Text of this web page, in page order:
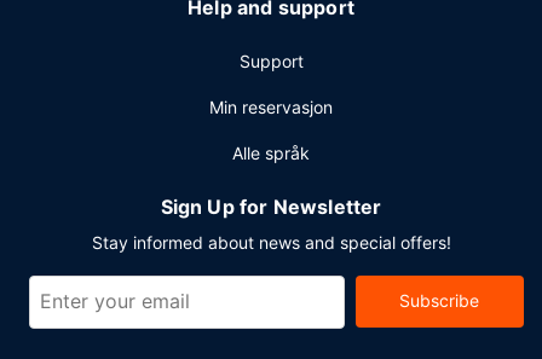
Help and support
Support
Min reservasjon
Alle språk
Sign Up for Newsletter
Stay informed about news and special offers!
Subscribe